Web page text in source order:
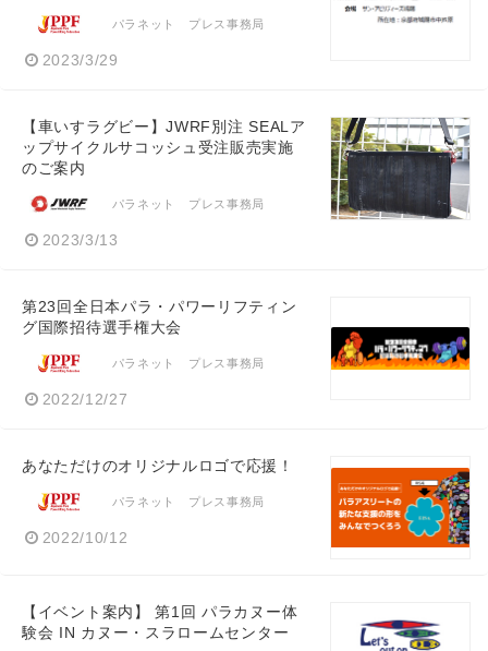
パラネット プレス事務局
2023/3/29
【車いすラグビー】JWRF別注 SEALア
ップサイクルサコッシュ受注販売実施
のご案内
パラネット プレス事務局
2023/3/13
第23回全日本パラ・パワーリフティン
グ国際招待選手権大会
パラネット プレス事務局
2022/12/27
あなただけのオリジナルロゴで応援！
パラネット プレス事務局
2022/10/12
【イベント案内】 第1回 パラカヌー体
験会 IN カヌー・スラロームセンター